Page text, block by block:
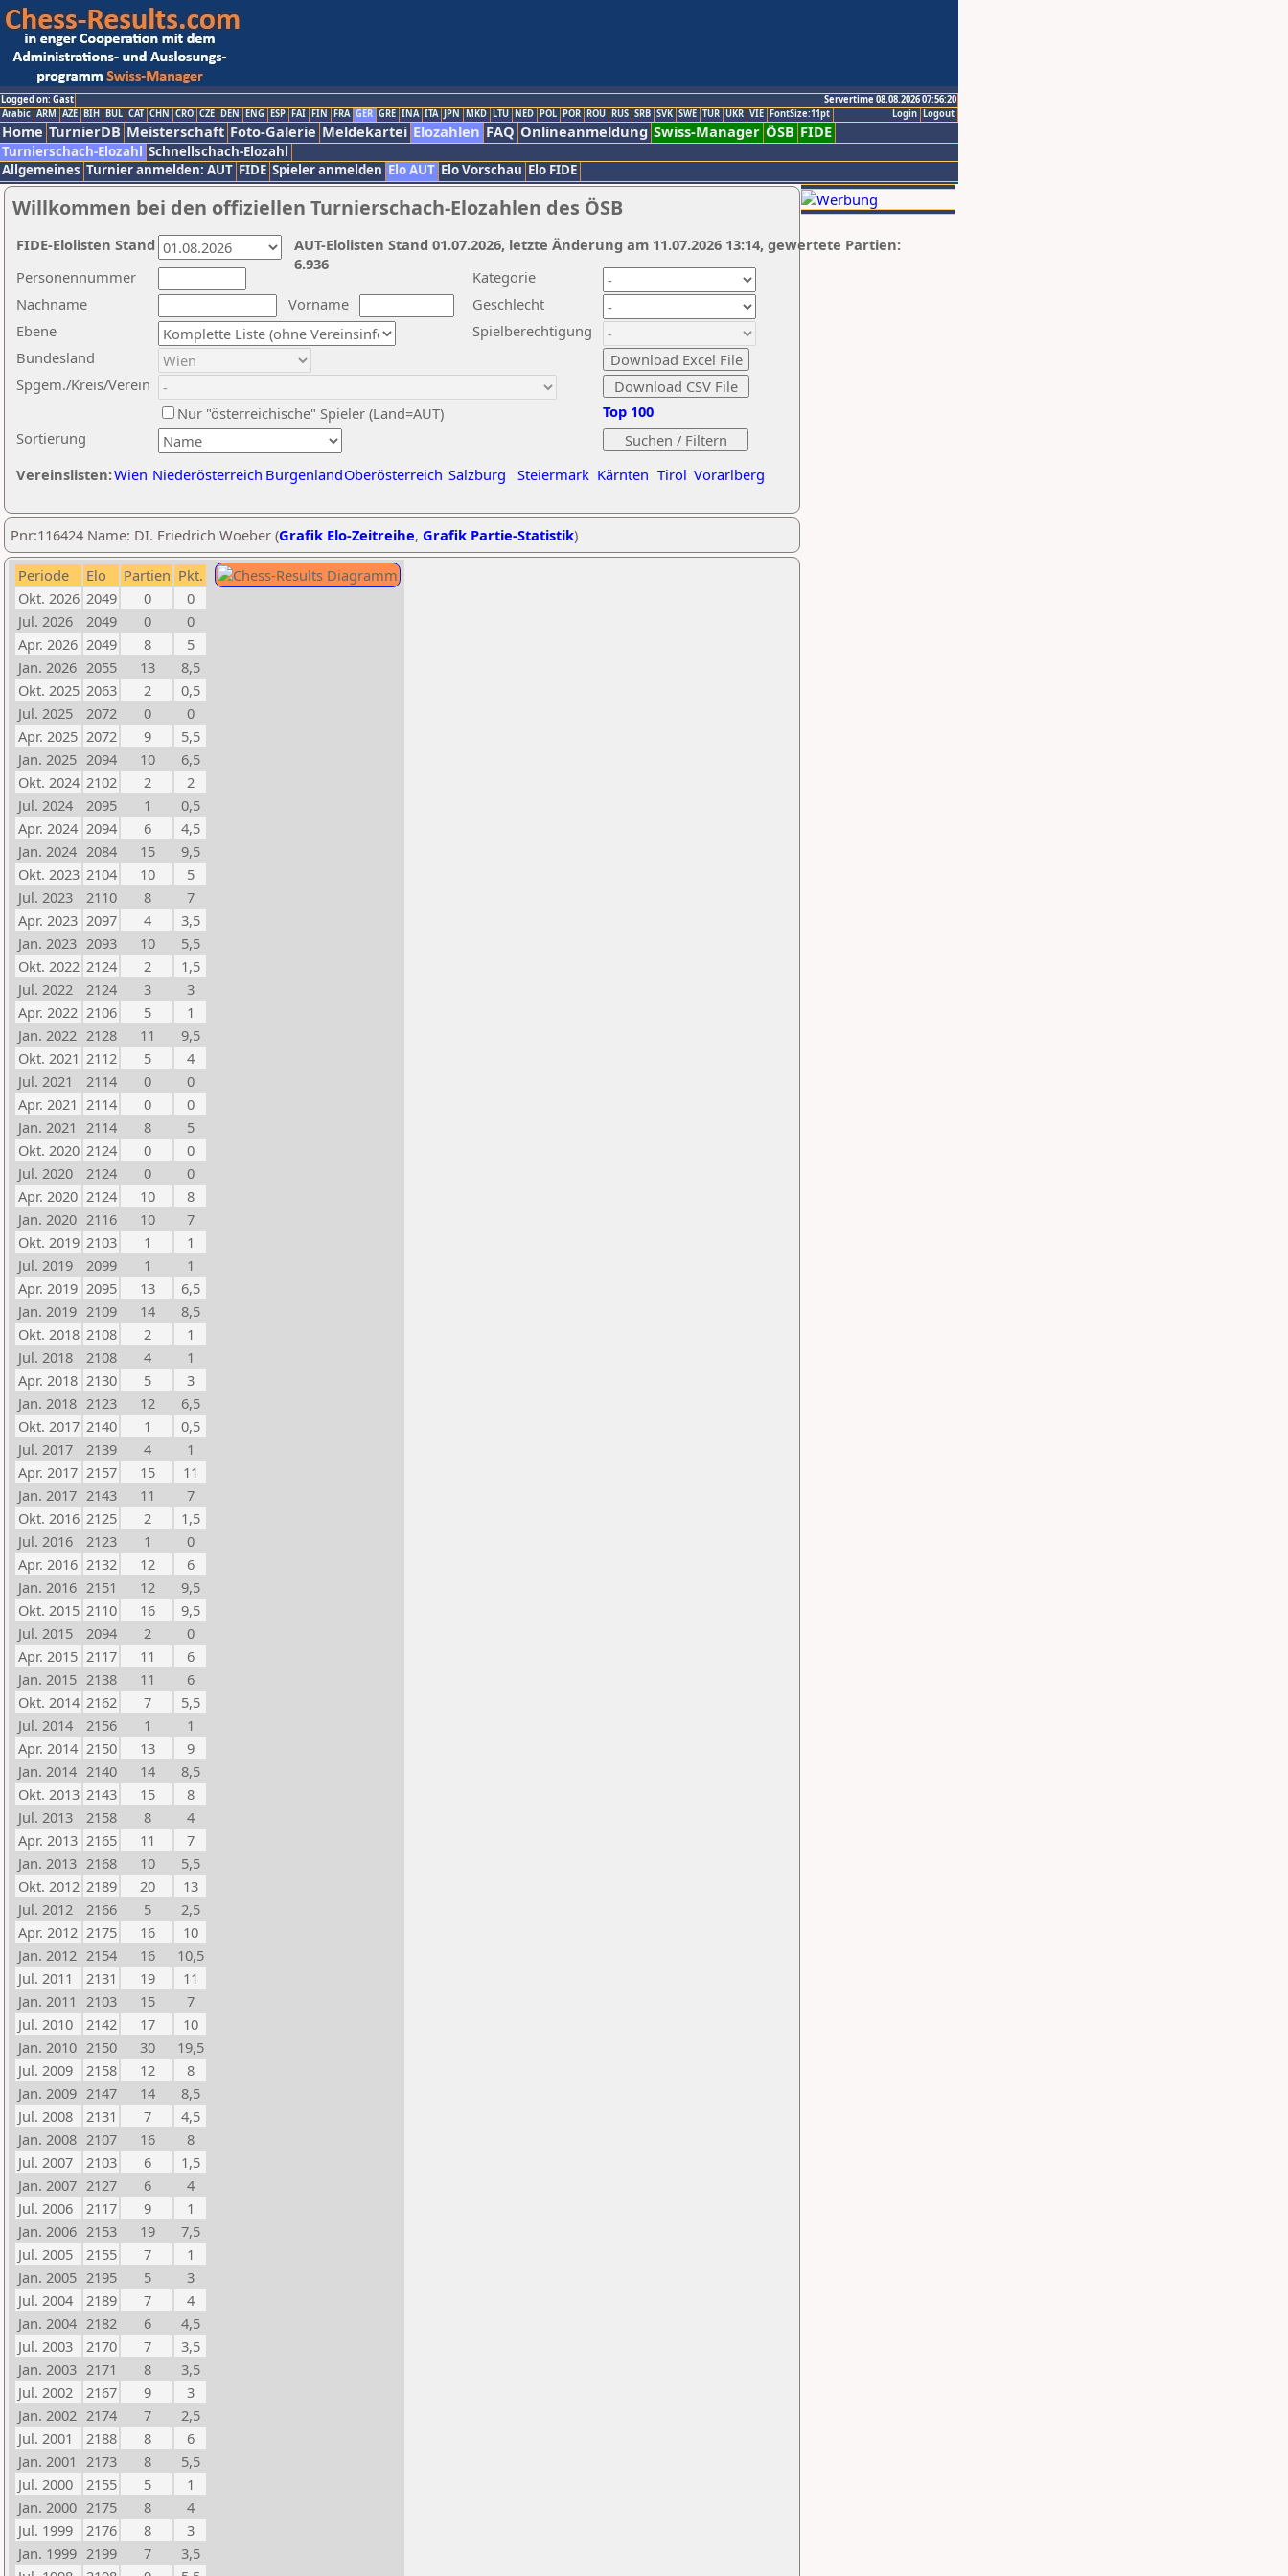
Logged on: Gast
Servertime 08.08.2026 07:56:20
Logout
Login
Arabic ARM AZE BIH BUL CAT CHN CRO CZE DEN ENG ESP FAI FIN FRA GER GRE INA ITA JPN MKD LTU NED POL POR ROU RUS SRB SVK SWE TUR UKR VIE FontSize:11pt
Home TurnierDB Meisterschaft Foto-Galerie Meldekartei Elozahlen FAQ Onlineanmeldung Swiss-Manager ÖSB FIDE
Turnierschach-Elozahl Schnellschach-Elozahl
Allgemeines Turnier anmelden: AUT FIDE Spieler anmelden Elo AUT Elo Vorschau Elo FIDE
Willkommen bei den offiziellen Turnierschach-Elozahlen des ÖSB
Nachname
Vorname
Ebene
Kategorie
Sortierung
Personennummer
Bundesland
Spgem./Kreis/Verein
Geschlecht
Nur "österreichische" Spieler (Land=AUT)
Spielberechtigung
Vereinslisten:Wien Niederösterreich BurgenlandOberösterreich Salzburg Steiermark Kärnten Tirol Vorarlberg
Top 100
AUT-Elolisten Stand 01.07.2026, letzte Änderung am 11.07.2026 13:14, gewertete Partien:
6.936
FIDE-Elolisten Stand
Pnr:116424 Name: DI. Friedrich Woeber (Grafik Elo-Zeitreihe, Grafik Partie-Statistik)
Periode Elo Partien Pkt.
Okt. 2026 2049 0
0
Jul. 2026
2049 0
0
Apr. 2026 2049 8
5
Jan. 2026 2055 13
8,5
Okt. 2025 2063 2
0,5
Jul. 2025
2072 0
0
Apr. 2025 2072 9
5,5
Jan. 2025 2094 10
6,5
Okt. 2024 2102 2
2
Jul. 2024
2095 1
0,5
Apr. 2024 2094 6
4,5
Jan. 2024 2084 15
9,5
Okt. 2023 2104 10
5
Jul. 2023
2110 8
7
Apr. 2023 2097 4
3,5
Jan. 2023 2093 10
5,5
Okt. 2022 2124 2
1,5
Jul. 2022
2124 3
3
Apr. 2022 2106 5
1
Jan. 2022 2128 11
9,5
Okt. 2021 2112 5
4
Jul. 2021
2114 0
0
Apr. 2021 2114 0
0
Jan. 2021 2114 8
5
Okt. 2020 2124 0
0
Jul. 2020
2124 0
0
Apr. 2020 2124 10
8
Jan. 2020 2116 10
7
Okt. 2019 2103 1
1
Jul. 2019
2099 1
1
Apr. 2019 2095 13
6,5
Jan. 2019 2109 14
8,5
Okt. 2018 2108 2
1
Jul. 2018
2108 4
1
Apr. 2018 2130 5
3
Jan. 2018 2123 12
6,5
Okt. 2017 2140 1
0,5
Jul. 2017
2139 4
1
Apr. 2017 2157 15
11
Jan. 2017 2143 11
7
Okt. 2016 2125 2
1,5
Jul. 2016
2123 1
0
Apr. 2016 2132 12
6
Jan. 2016 2151 12
9,5
Okt. 2015 2110 16
9,5
Jul. 2015
2094 2
0
Apr. 2015 2117 11
6
Jan. 2015 2138 11
6
Okt. 2014 2162 7
5,5
Jul. 2014
2156 1
1
Apr. 2014 2150 13
9
Jan. 2014 2140 14
8,5
Okt. 2013 2143 15
8
Jul. 2013
2158 8
4
Apr. 2013 2165 11
7
Jan. 2013 2168 10
5,5
Okt. 2012 2189 20
13
Jul. 2012
2166 5
2,5
Apr. 2012 2175 16
10
Jan. 2012 2154 16
10,5
Jul. 2011
2131 19
11
Jan. 2011 2103 15
7
Jul. 2010
2142 17
10
Jan. 2010 2150 30
19,5
Jul. 2009
2158 12
8
Jan. 2009 2147 14
8,5
Jul. 2008
2131 7
4,5
Jan. 2008 2107 16
8
Jul. 2007
2103 6
1,5
Jan. 2007 2127 6
4
Jul. 2006
2117 9
1
Jan. 2006 2153 19
7,5
Jul. 2005
2155 7
1
Jan. 2005 2195 5
3
Jul. 2004
2189 7
4
Jan. 2004 2182 6
4,5
Jul. 2003
2170 7
3,5
Jan. 2003 2171 8
3,5
Jul. 2002
2167 9
3
Jan. 2002 2174 7
2,5
Jul. 2001
2188 8
6
Jan. 2001 2173 8
5,5
Jul. 2000
2155 5
1
Jan. 2000 2175 8
4
Jul. 1999
2176 8
3
Jan. 1999 2199 7
3,5